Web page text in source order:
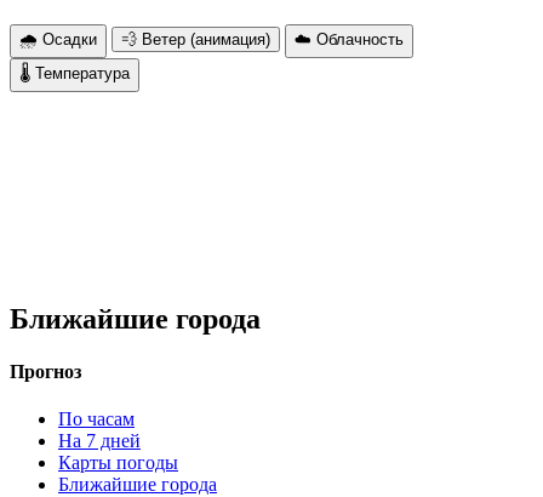
🌧 Осадки 💨 Ветер (анимация)
☁️ Облачность
🌡 Температура
Ближайшие города
Прогноз
По часам
На 7 дней
Карты погоды
Ближайшие города